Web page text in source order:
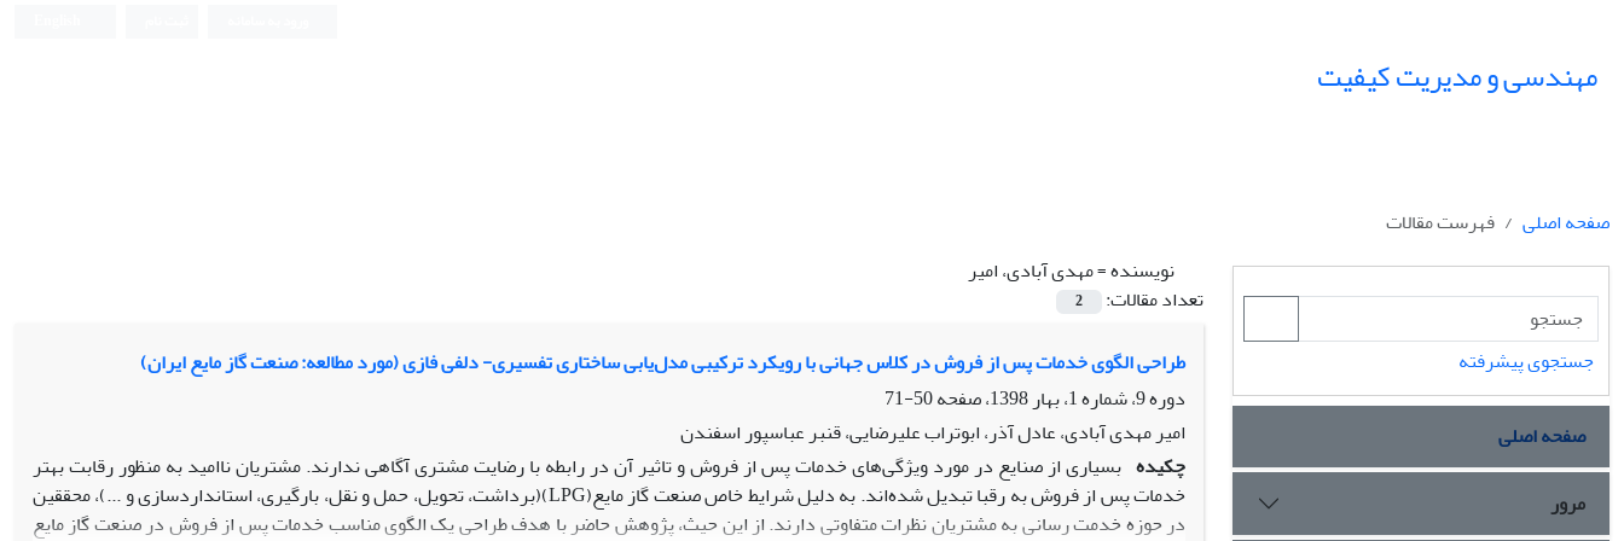
مهندسی و مدیریت کیفیت
صفحه اصلی
فهرست مقالات
نویسنده =مهدی آبادی، امیر
تعداد مقالات:
2
طراحی الگوی خدمات پس از فروش در کلاس جهانی با رویکرد ترکیبی مدل‌یابی ساختاری تفسیری- دلفی فازی (مورد مطالعه: صنعت گاز مایع ایران)
دوره 9، شماره 1، بهار 1398، صفحه
50-71
امیر مهدی آبادی، عادل آذر، ابوتراب علیرضایی، قنبر عباسپور اسفندن
چکیده بسیاری از صنایع در مورد ویژگی‌های خدمات پس از فروش و تاثیر آن در رابطه با رضایت مشتری آگاهی ندارند. مشتریان ناامید به منظور رقابت بهتر
خدمات پس از فروش به رقبا تبدیل شده‌اند. به دلیل شرایط خاص صنعت گاز مایع(LPG)(برداشت، تحویل، حمل و نقل، بارگیری، استانداردسازی و ...)، محققین
در حوزه خدمت رسانی به مشتریان نظرات متفاوتی دارند. از این حیث، پژوهش حاضر با هدف طراحی یک الگوی مناسب خدمات پس از فروش در صنعت گاز مایع
جستجوی پیشرفته
صفحه اصلی
مرور